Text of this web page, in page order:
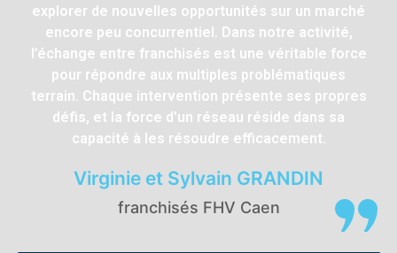
explorer de nouvelles opportunités sur un marché
encore peu concurrentiel. Dans notre activité,
l’échange entre franchisés est une véritable force
pour répondre aux multiples problématiques
terrain. Chaque intervention présente ses propres
défis, et la force d’un réseau réside dans sa
capacité à les résoudre efficacement.
Virginie et Sylvain GRANDIN
franchisés FHV Caen